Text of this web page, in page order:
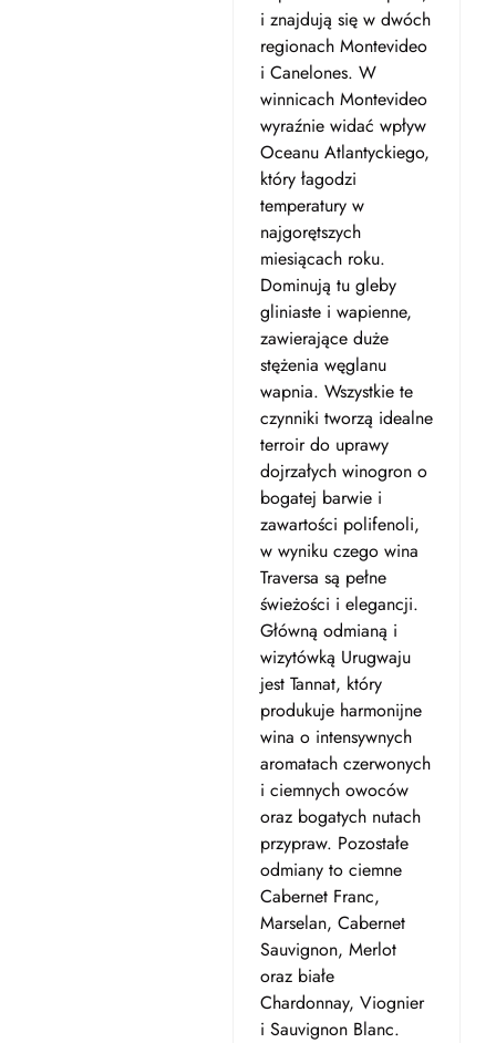
i znajdują się w dwóch
regionach Montevideo
i Canelones. W
winnicach Montevideo
wyraźnie widać wpływ
Oceanu Atlantyckiego,
który łagodzi
temperatury w
najgorętszych
miesiącach roku.
Dominują tu gleby
gliniaste i wapienne,
zawierające duże
stężenia węglanu
wapnia. Wszystkie te
czynniki tworzą idealne
terroir do uprawy
dojrzałych winogron o
bogatej barwie i
zawartości polifenoli,
w wyniku czego wina
Traversa są pełne
świeżości i elegancji.
Główną odmianą i
wizytówką Urugwaju
jest Tannat, który
produkuje harmonijne
wina o intensywnych
aromatach czerwonych
i ciemnych owoców
oraz bogatych nutach
przypraw. Pozostałe
odmiany to ciemne
Cabernet Franc,
Marselan, Cabernet
Sauvignon, Merlot
oraz białe
Chardonnay, Viognier
i Sauvignon Blanc.